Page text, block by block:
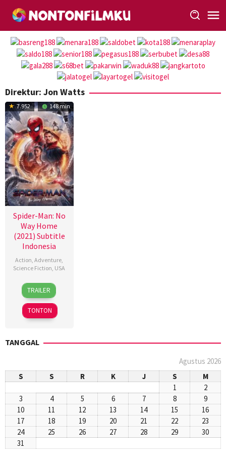
Direktur: Jon Watts
7.952 148 min
Spider-Man: No
Way Home
(2021) Subtitle
Indonesia
Action,Adventure,
Science Fiction, USA
15
Dec
2021
Jon
Watts
TRAILER
TONTON
TANGGAL
Agustus 2026
S
S R K J S
M
1
2
3
4 5 6 7 8
9
10
11 12 13 14 15
16
17
18 19 20 21 22
23
24
25 26 27 28 29
30
31